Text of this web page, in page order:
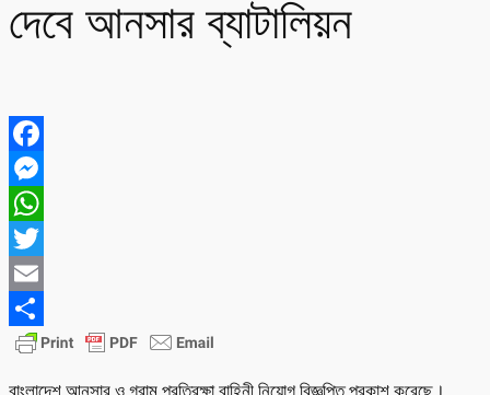
দেবে আনসার ব্যাটালিয়ন
Facebook
Messenger
WhatsApp
Twitter
Email
Share
বাংলাদেশ আনসার ও গ্রাম প্রতিরক্ষা বাহিনী নিয়োগ বিজ্ঞপ্তি প্রকাশ করেছে।